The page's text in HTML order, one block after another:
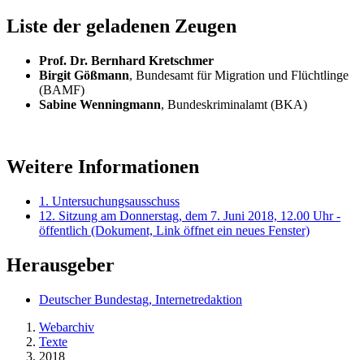
Liste der geladenen Zeugen
Prof. Dr. Bernhard Kretschmer
Birgit Gößmann, Bundesamt für Migration und Flüchtlinge
(BAMF)
Sabine Wenningmann, Bundeskriminalamt (BKA)
Weitere Informationen
1. Untersuchungsausschuss
12. Sitzung am Donnerstag, dem 7. Juni 2018, 12.00 Uhr -
öffentlich (Dokument, Link öffnet ein neues Fenster)
Herausgeber
Deutscher Bundestag, Internetredaktion
Webarchiv
Texte
2018